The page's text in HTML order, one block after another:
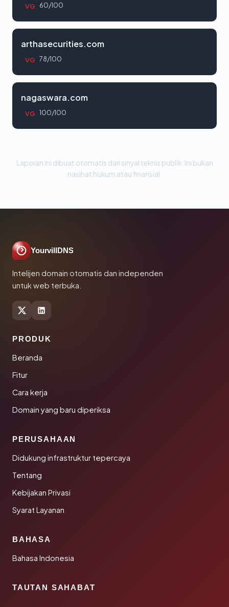
VG 60/100
arthasecurities.com
VG 78/100
nagaswara.com
VG 100/100
Laporan ini dibuat otomatis dari sinyal teknis publik. Ini bukan
nasihat hukum atau finansial.
YourvillDNS
Intelijen domain otomatis dan independen
untuk web terbuka.
PRODUK
Beranda
Fitur
Cara kerja
Domain yang baru diperiksa
PERUSAHAAN
Didukung infrastruktur tepercaya
Tentang
Kebijakan Privasi
Syarat Layanan
BAHASA
Bahasa Indonesia
TAUTAN SAHABAT